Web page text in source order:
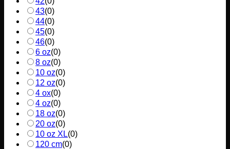
43(0)
44(0)
45(0)
46(0)
6 oz(0)
8 oz(0)
10 oz(0)
12 oz(0)
4 ox(0)
4 oz(0)
18 oz(0)
20 oz(0)
10 oz XL(0)
120 cm(0)